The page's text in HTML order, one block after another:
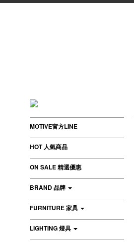
MOTIVE官方LINE
HOT 人氣商品
ON SALE 精選優惠
BRAND 品牌
FURNITURE 家具
LIGHTING 燈具